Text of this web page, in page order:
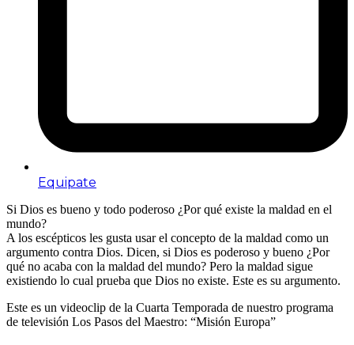
Equipate
Si Dios es bueno y todo poderoso ¿Por qué existe la maldad en el
mundo?
A los escépticos les gusta usar el concepto de la maldad como un
argumento contra Dios. Dicen, si Dios es poderoso y bueno ¿Por
qué no acaba con la maldad del mundo? Pero la maldad sigue
existiendo lo cual prueba que Dios no existe. Este es su argumento.
Este es un videoclip de la Cuarta Temporada de nuestro programa
de televisión Los Pasos del Maestro: “Misión Europa”